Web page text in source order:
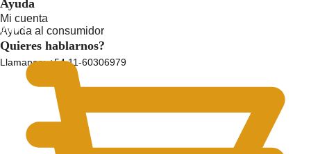
0.00$
Ayuda
Mi cuenta
Ayuda al consumidor
Quieres hablarnos?
Llamanos: +54 11-60306979